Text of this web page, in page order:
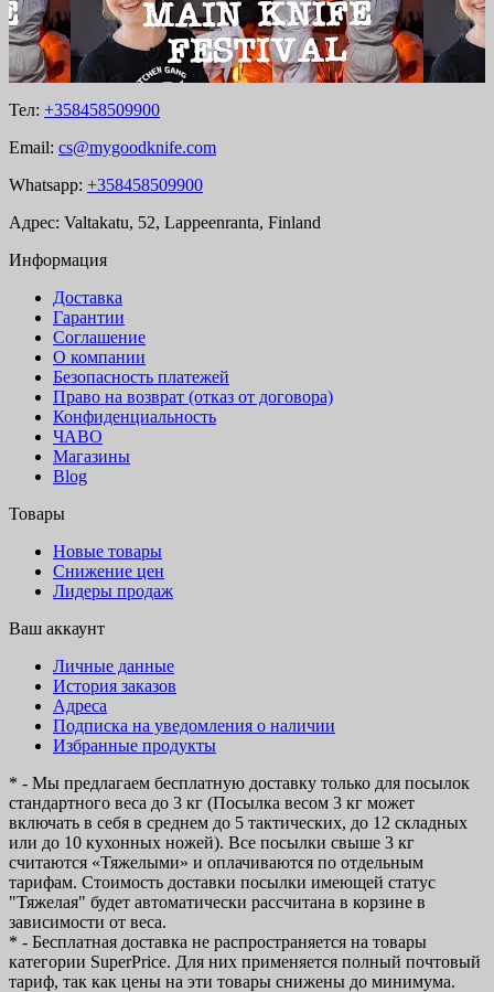
Тел: +358458509900
Email: cs@mygoodknife.com
Whatsapp: +358458509900
Адрес: Valtakatu, 52, Lappeenranta, Finland
Информация
Доставка
Гарантии
Соглашение
О компании
Безопасность платежей
Право на возврат (отказ от договора)
Конфиденциальность
ЧАВО
Магазины
Blog
Товары
Новые товары
Снижение цен
Лидеры продаж
Ваш аккаунт
Личные данные
История заказов
Адреса
Подписка на уведомления о наличии
Избранные продукты
* - Мы предлагаем бесплатную доставку только для посылок
стандартного веса до 3 кг (Посылка весом 3 кг может
включать в себя в среднем до 5 тактических, до 12 складных
или до 10 кухонных ножей). Все посылки свыше 3 кг
считаются «Тяжелыми» и оплачиваются по отдельным
тарифам. Стоимость доставки посылки имеющей статус
"Тяжелая" будет автоматически рассчитана в корзине в
зависимости от веса.
* - Бесплатная доставка не распространяется на товары
категории SuperPrice. Для них применяется полный почтовый
тариф, так как цены на эти товары снижены до минимума.